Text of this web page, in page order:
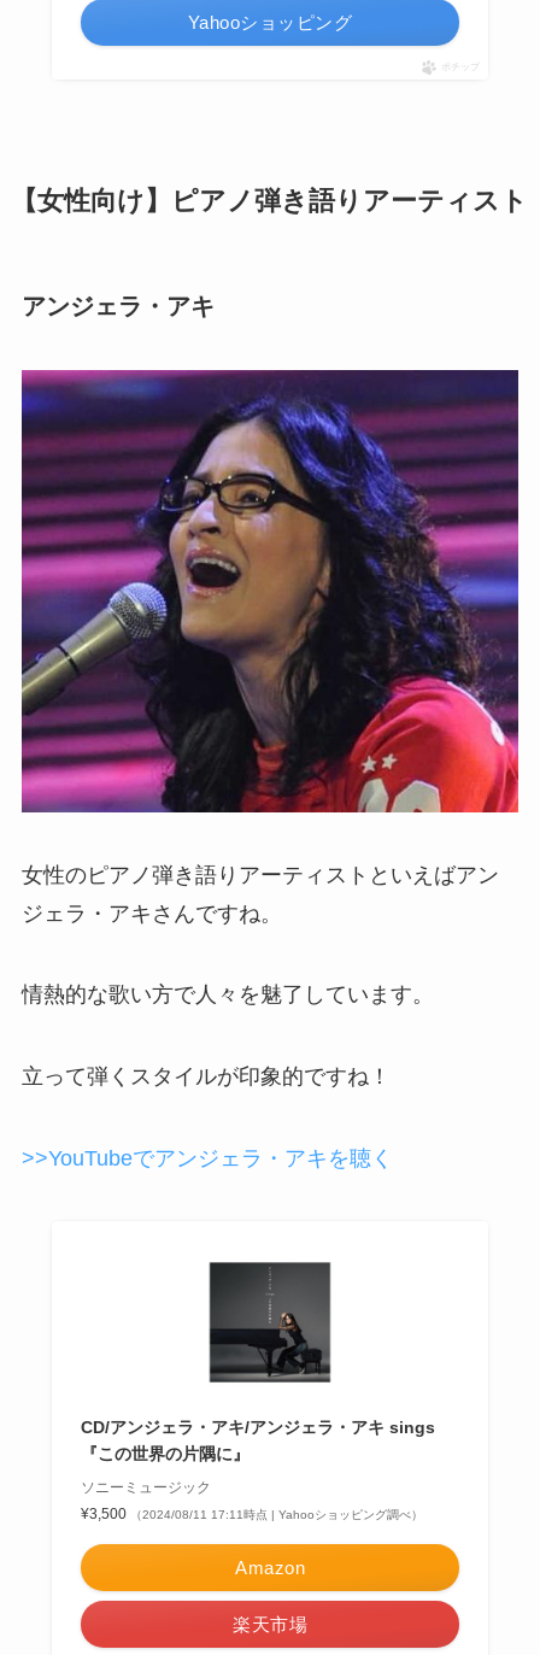
Yahooショッピング
ポチップ
【女性向け】ピアノ弾き語りアーティスト
アンジェラ・アキ
女性のピアノ弾き語りアーティストといえばアン
ジェラ・アキさんですね。
情熱的な歌い方で人々を魅了しています。
立って弾くスタイルが印象的ですね！
>>YouTubeでアンジェラ・アキを聴く
CD/アンジェラ・アキ/アンジェラ・アキ sings
『この世界の片隅に』
ソニーミュージック
¥3,500
（2024/08/11 17:11時点 | Yahooショッピング調べ）
Amazon
楽天市場